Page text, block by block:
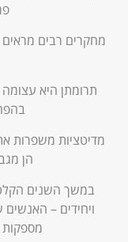
מחקרים רבים
תרומתן היא
מדיטציות משפרות
הן
במשך השנים
ויחידים –
מספקות